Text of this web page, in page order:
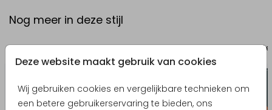
Deze website maakt gebruik van cookies
Wij gebruiken cookies en vergelijkbare technieken om
een betere gebruikerservaring te bieden, ons
Nog meer in deze stijl
Geschenkverpakking boogvorm